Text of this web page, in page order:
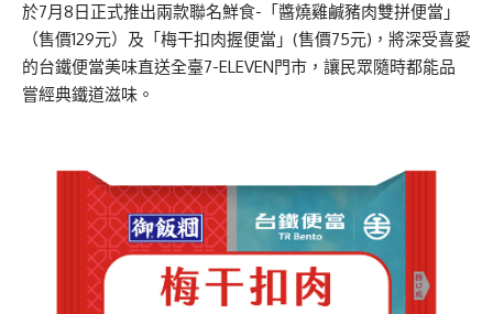
於7月8日正式推出兩款聯名鮮食-「醬燒雞鹹豬肉雙拼便當」
（售價129元）及「梅干扣肉握便當」(售價75元)，將深受喜愛
的台鐵便當美味直送全臺7-ELEVEN門市，讓民眾隨時都能品
嘗經典鐵道滋味。